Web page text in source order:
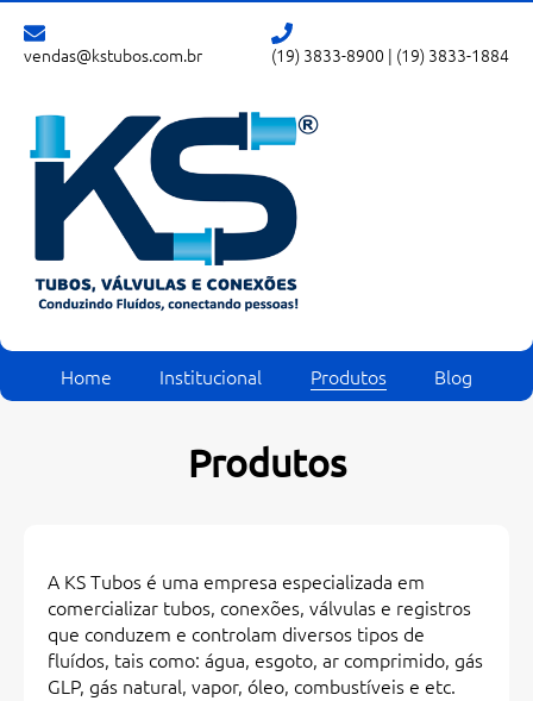
vendas@kstubos.com.br (19) 3833-8900 | (19) 3833-1884
Home Institucional Produtos Blog
Produtos
A KS Tubos é uma empresa especializada em
comercializar tubos, conexões, válvulas e registros
que conduzem e controlam diversos tipos de
fluídos, tais como: água, esgoto, ar comprimido, gás
GLP, gás natural, vapor, óleo, combustíveis e etc.